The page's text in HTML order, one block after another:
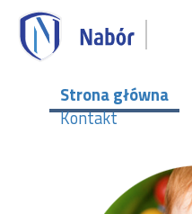
Strona główna
Kontakt